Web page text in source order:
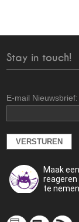
Stay in touch!
E-mail Nieuwsbrief:
Maak
te